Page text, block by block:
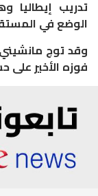
تدريب إيطاليا
الوضع في
فوزه الأخير على